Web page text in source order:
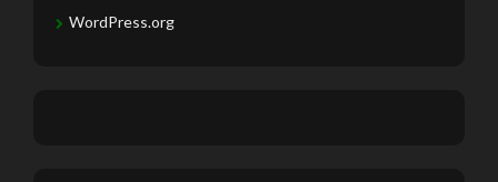
WordPress.org